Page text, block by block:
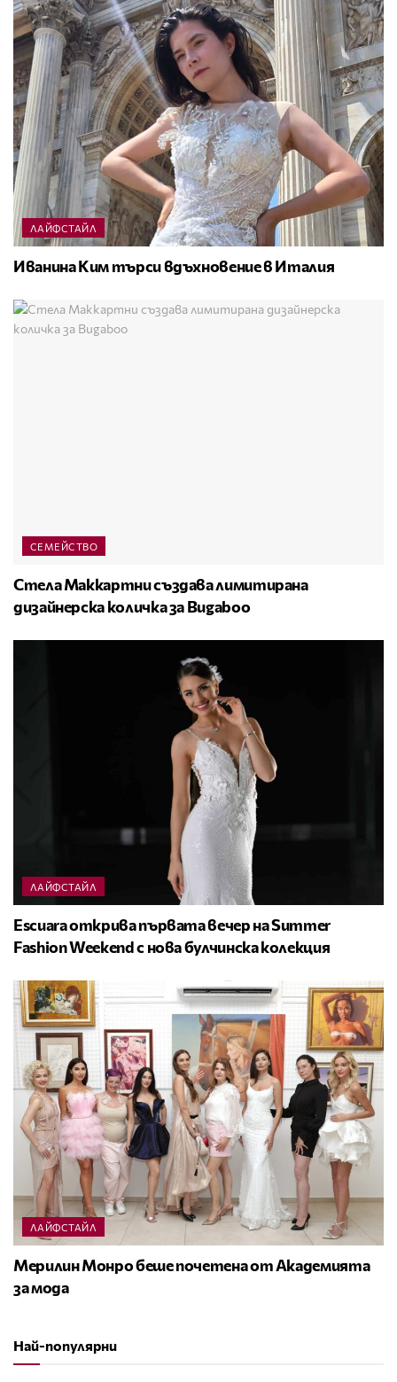
ЛАЙФСТАЙЛ
Иванина Ким търси вдъхновение в Италия
СЕМЕЙСТВО
Стела Маккартни създава лимитирана
дизайнерска количка за Bugaboo
ЛАЙФСТАЙЛ
Escuara открива първата вечер на Summer
Fashion Weekend с нова булчинска колекция
ЛАЙФСТАЙЛ
Мерилин Монро беше почетена от Академията
за мода
Най-популярни